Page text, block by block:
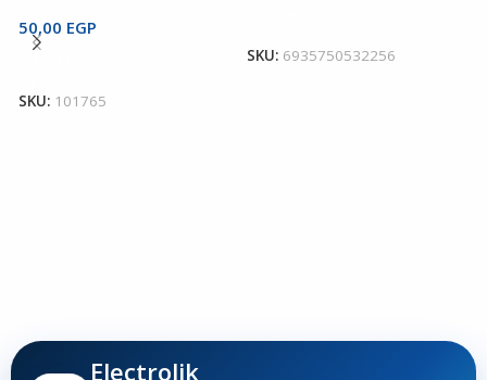
50,00 EGP
SKU: 101765
SKU: 6935750532256
Electrolik